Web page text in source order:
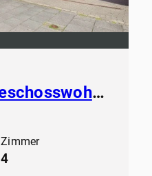
Attraktive Erdgeschosswohnung in gepflegtem Mehrfamilienhaus
Zimmer
4